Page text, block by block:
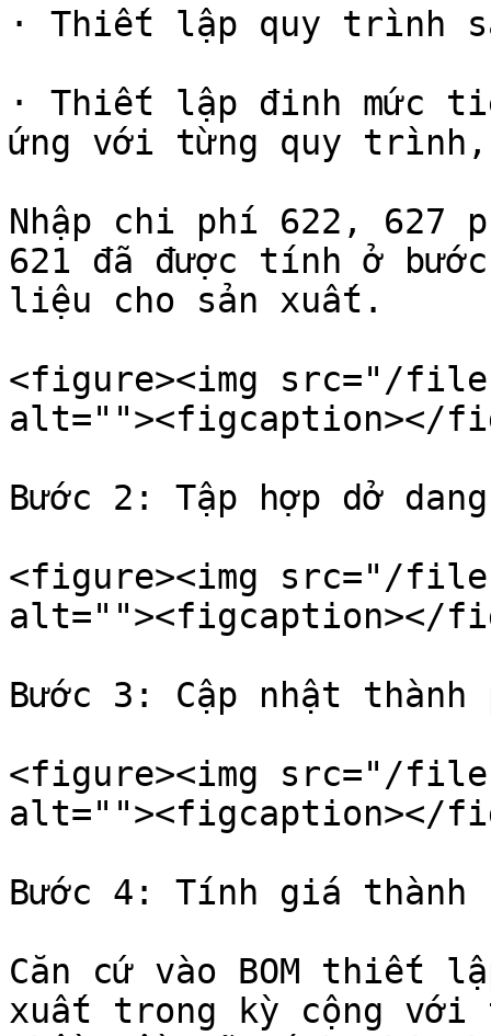
· Thiết lập quy trình
· Thiết lập đinh mức
ứng với từng quy trình,
Nhập chi phí 622,
621 đã được tính ở
liệu cho sản xuất.
<figure><img src="/files/
alt=""><figcaption></
Bước 2: Tập hợp dở
<figure><img src="/files/
alt=""><figcaption></
Bước 3: Cập nhật thành
<figure><img src="/files/
alt=""><figcaption></
Bước 4: Tính giá thành
Căn cứ vào BOM thiết
xuất trong kỳ cộng với